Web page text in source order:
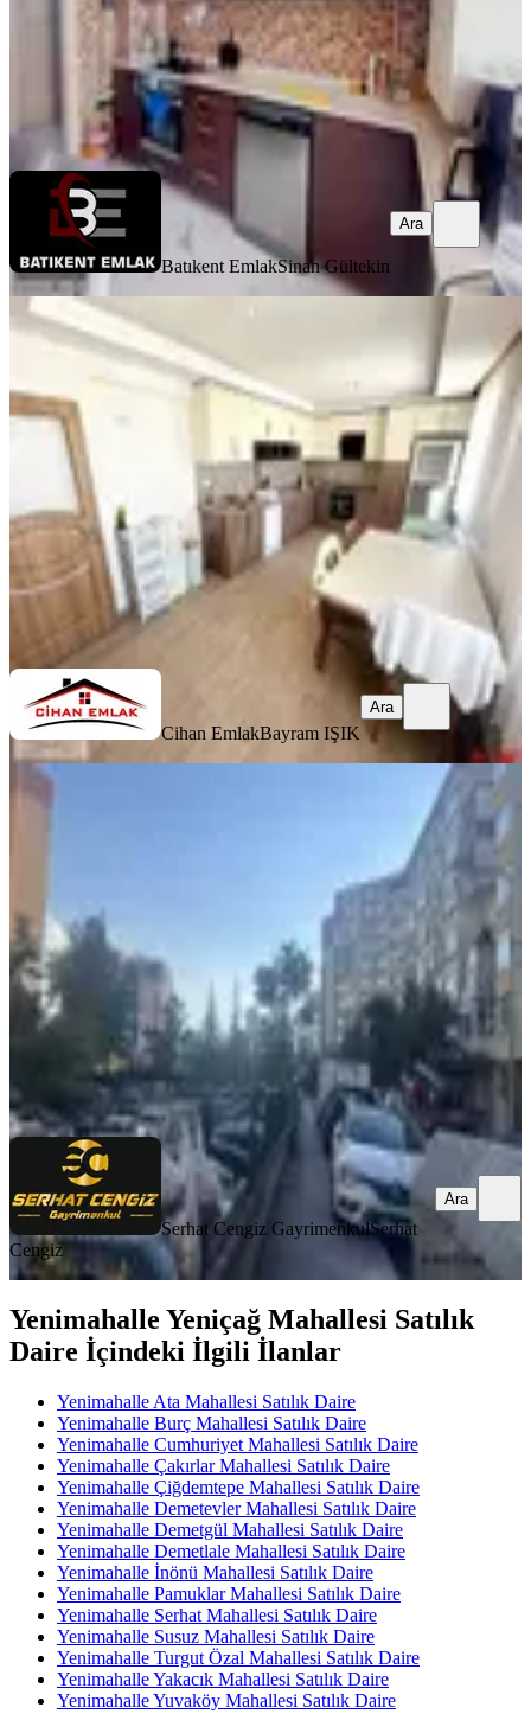
Batıkent Emlak Sinan Gültekin
Batıkent EmlakSinan Gültekin
Ara
YENİ
Cihan'dan Çift Girişli Ankara
Ayaklarınızın Atında 5+2 Dublex
Yenimahalle, Çiğdemtepe Mahallesi
260 m² ·14. Kat 07.08.2026
10.700.000 ₺
Cihan Emlak Bayram IŞIK
Cihan EmlakBayram IŞIK
Ara
YENİ
Hastane Metrosu’na 5dk Asansörlü
Yenimahalle, Özevler Mahallesi
06.08.2026
3.990.000 ₺
Serhat Cengiz Gayrimenkul Serhat Cengiz
Serhat Cengiz GayrimenkulSerhat
Cengiz
Ara
Yenimahalle Yeniçağ Mahallesi Satılık
Daire İçindeki İlgili İlanlar
Yenimahalle Ata Mahallesi Satılık Daire
Yenimahalle Burç Mahallesi Satılık Daire
Yenimahalle Cumhuriyet Mahallesi Satılık Daire
Yenimahalle Çakırlar Mahallesi Satılık Daire
Yenimahalle Çiğdemtepe Mahallesi Satılık Daire
Yenimahalle Demetevler Mahallesi Satılık Daire
Yenimahalle Demetgül Mahallesi Satılık Daire
Yenimahalle Demetlale Mahallesi Satılık Daire
Yenimahalle İnönü Mahallesi Satılık Daire
Yenimahalle Pamuklar Mahallesi Satılık Daire
Yenimahalle Serhat Mahallesi Satılık Daire
Yenimahalle Susuz Mahallesi Satılık Daire
Yenimahalle Turgut Özal Mahallesi Satılık Daire
Yenimahalle Yakacık Mahallesi Satılık Daire
Yenimahalle Yuvaköy Mahallesi Satılık Daire